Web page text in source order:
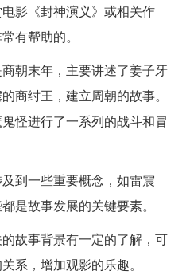
影《封神演义》或相关作
有帮助的。
朝末年，主要讲述了姜子牙
商纣王，建立周朝的故事。
怪进行了一系列的战斗和冒
到一些重要概念，如雷震
是故事发展的关键要素。
故事背景有一定的了解，可
系，增加观影的乐趣。